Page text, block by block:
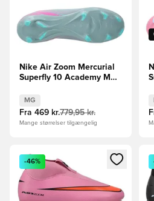
Nike Air Zoom Mercurial
Superfly 10 Academy MG
MG
Fra 469 kr.779,95 kr.
Mange størrelser tilgængelig
Åbner en Modal til at logge ind
-46%